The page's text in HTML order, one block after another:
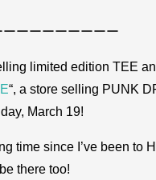
ーーーーーーーー
limited edition TEE
“, a store selling PUNK
March 19!
time since I’ve been to
there too!